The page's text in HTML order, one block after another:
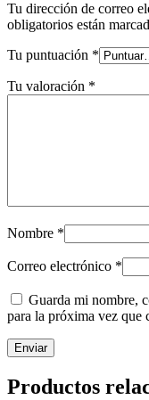
Tu dirección de correo
obligatorios están
Tu puntuación *
Tu valoración *
Nombre *
Correo electrónico *
Guarda mi nombre,
para la próxima vez que
Productos